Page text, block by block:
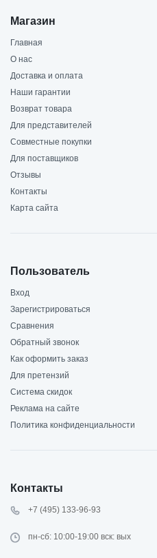
Магазин
Главная
О нас
Доставка и оплата
Наши гарантии
Возврат товара
Для представителей
Совместные покупки
Для поставщиков
Отзывы
Контакты
Карта сайта
Пользователь
Вход
Зарегистрироваться
Сравнения
Обратный звонок
Как оформить заказ
Для претензий
Система скидок
Реклама на сайте
Политика конфиденциальности
Контакты
+7 (495) 133-96-93
пн-сб: 10:00-19:00 вск: вых